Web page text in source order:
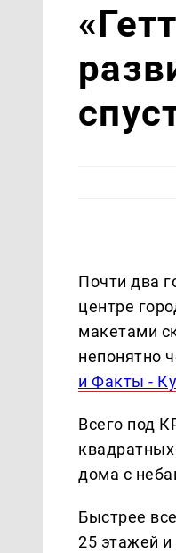
Почти два
центре
макетами
непонятно
и Факты -
Всего под
дома с
Быстрее
25 этажей